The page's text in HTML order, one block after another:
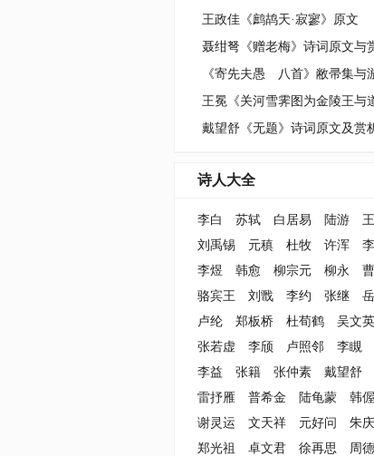
王政佳《鹧鸪天·寂寥》原文
聂绀弩《赠老梅》诗词原文与
《寄先夫愚 八首》敝帚集与
王冕《关河雪霁图为金陵王与
戴望舒《无题》诗词原文及赏
诗人大全
李白 苏轼 白居易 陆游
刘禹锡
元稹 杜牧 许浑
李煜
韩愈 柳宗元 柳永
骆宾王
刘戬 李约 张继
卢纶
郑板桥 杜荀鹤 吴文英
张若虚
李颀 卢照邻 李瞡
李益
张籍 张仲素 戴望舒
雷抒雁
普希金 陆龟蒙 韩偓
谢灵运
文天祥 元好问 朱
郑光祖
卓文君 徐再思 周